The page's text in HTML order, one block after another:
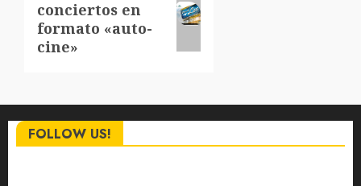
entrada:
conciertos en
formato «auto-
cine»
FOLLOW US!